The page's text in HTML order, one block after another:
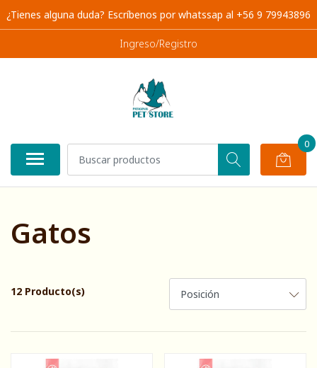
¿Tienes alguna duda? Escríbenos por whatssap al +56 9 79943896
Ingreso/Registro
0
Gatos
12 Producto(s)